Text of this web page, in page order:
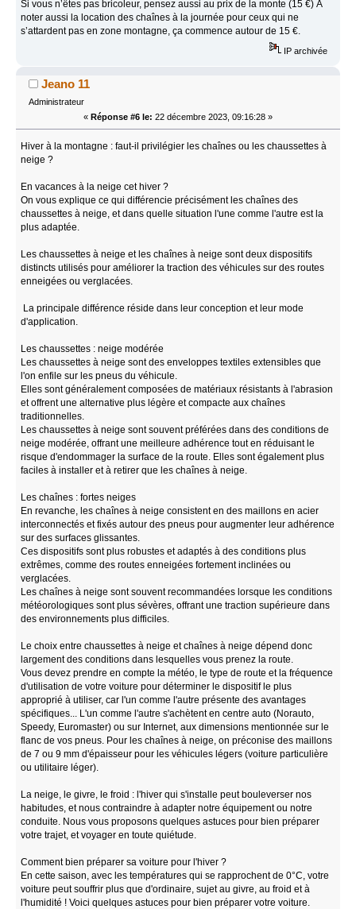
Si vous n’êtes pas bricoleur, pensez aussi au prix de la monte (15 €) À
noter aussi la location des chaînes à la journée pour ceux qui ne
s’attardent pas en zone montagne, ça commence autour de 15 €.
IP archivée
Jeano 11
Administrateur
« Réponse #6 le: 22 décembre 2023, 09:16:28 »
Hiver à la montagne : faut-il privilégier les chaînes ou les chaussettes à
neige ?
En vacances à la neige cet hiver ?
On vous explique ce qui différencie précisément les chaînes des
chaussettes à neige, et dans quelle situation l'une comme l'autre est la
plus adaptée.
Les chaussettes à neige et les chaînes à neige sont deux dispositifs
distincts utilisés pour améliorer la traction des véhicules sur des routes
enneigées ou verglacées.
La principale différence réside dans leur conception et leur mode
d'application.
Les chaussettes : neige modérée
Les chaussettes à neige sont des enveloppes textiles extensibles que
l'on enfile sur les pneus du véhicule.
Elles sont généralement composées de matériaux résistants à l'abrasion
et offrent une alternative plus légère et compacte aux chaînes
traditionnelles.
Les chaussettes à neige sont souvent préférées dans des conditions de
neige modérée, offrant une meilleure adhérence tout en réduisant le
risque d'endommager la surface de la route. Elles sont également plus
faciles à installer et à retirer que les chaînes à neige.
Les chaînes : fortes neiges
En revanche, les chaînes à neige consistent en des maillons en acier
interconnectés et fixés autour des pneus pour augmenter leur adhérence
sur des surfaces glissantes.
Ces dispositifs sont plus robustes et adaptés à des conditions plus
extrêmes, comme des routes enneigées fortement inclinées ou
verglacées.
Les chaînes à neige sont souvent recommandées lorsque les conditions
météorologiques sont plus sévères, offrant une traction supérieure dans
des environnements plus difficiles.
Le choix entre chaussettes à neige et chaînes à neige dépend donc
largement des conditions dans lesquelles vous prenez la route.
Vous devez prendre en compte la météo, le type de route et la fréquence
d'utilisation de votre voiture pour déterminer le dispositif le plus
approprié à utiliser, car l'un comme l'autre présente des avantages
spécifiques... L'un comme l'autre s'achètent en centre auto (Norauto,
Speedy, Euromaster) ou sur Internet, aux dimensions mentionnée sur le
flanc de vos pneus. Pour les chaînes à neige, on préconise des maillons
de 7 ou 9 mm d'épaisseur pour les véhicules légers (voiture particulière
ou utilitaire léger).
La neige, le givre, le froid : l'hiver qui s'installe peut bouleverser nos
habitudes, et nous contraindre à adapter notre équipement ou notre
conduite. Nous vous proposons quelques astuces pour bien préparer
votre trajet, et voyager en toute quiétude.
Comment bien préparer sa voiture pour l'hiver ?
En cette saison, avec les températures qui se rapprochent de 0°C, votre
voiture peut souffrir plus que d'ordinaire, sujet au givre, au froid et à
l'humidité ! Voici quelques astuces pour bien préparer votre voiture.